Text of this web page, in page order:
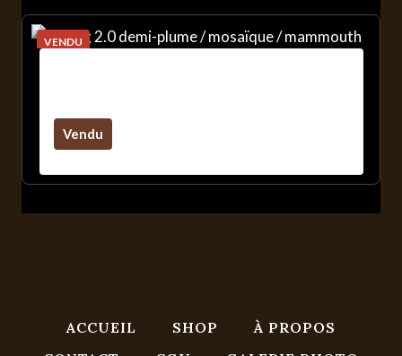
VENDU
Vendu
ACCUEIL SHOP
À PROPOS